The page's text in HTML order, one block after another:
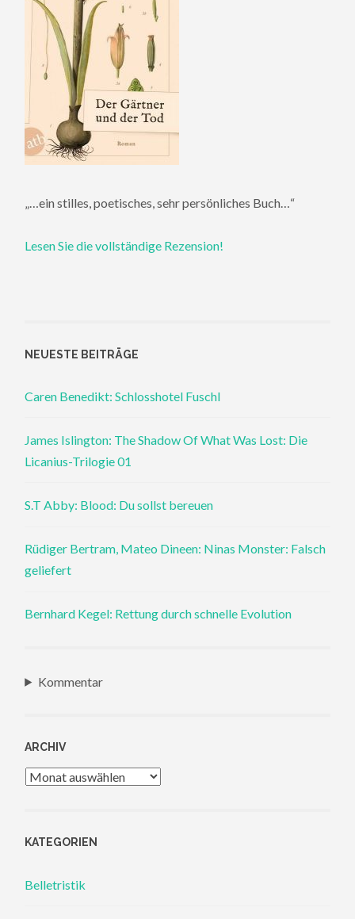
„…ein stilles, poetisches, sehr persönliches Buch…“
Lesen Sie die vollständige Rezension!
NEUESTE BEITRÄGE
Caren Benedikt: Schlosshotel Fuschl
James Islington: The Shadow Of What Was Lost: Die
Licanius-Trilogie 01
S.T Abby: Blood: Du sollst bereuen
Rüdiger Bertram, Mateo Dineen: Ninas Monster: Falsch
geliefert
Bernhard Kegel: Rettung durch schnelle Evolution
Kommentar
ARCHIV
Archiv
KATEGORIEN
Belletristik